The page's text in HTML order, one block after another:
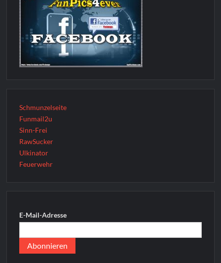
Schmunzelseite
Funmail2u
Sinn-Frei
RawSucker
Ulkinator
Feuerwehr
E-Mail-Adresse